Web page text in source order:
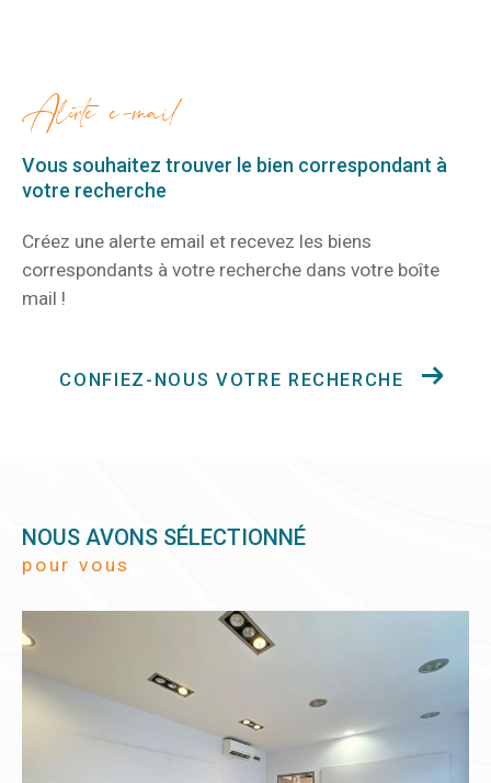
alerte e-mail
Vous souhaitez trouver le bien correspondant à
votre recherche
Créez une alerte email et recevez les biens
correspondants à votre recherche dans votre boîte
mail !
CONFIEZ-NOUS VOTRE RECHERCHE
NOUS AVONS SÉLECTIONNÉ
pour vous